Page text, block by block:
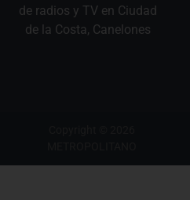
de radios y TV en Ciudad
de la Costa, Canelones